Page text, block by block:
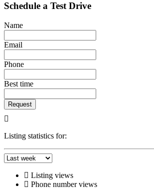
Schedule a Test Drive
Name
Email
Phone
Best time
Request
Listing statistics for:
Listing views
Phone number views